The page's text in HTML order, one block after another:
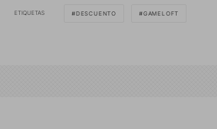
ETIQUETAS DESCUENTO GAMELOFT